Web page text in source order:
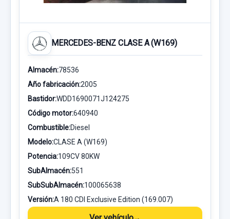
MERCEDES-BENZ CLASE A (W169)
Almacén:78536
Año fabricación:2005
Bastidor:WDD1690071J124275
Código motor:640940
Combustible:Diesel
Modelo:CLASE A (W169)
Potencia:109CV 80KW
SubAlmacén:551
SubSubAlmacén:100065638
Versión:A 180 CDI Exclusive Edition (169.007)